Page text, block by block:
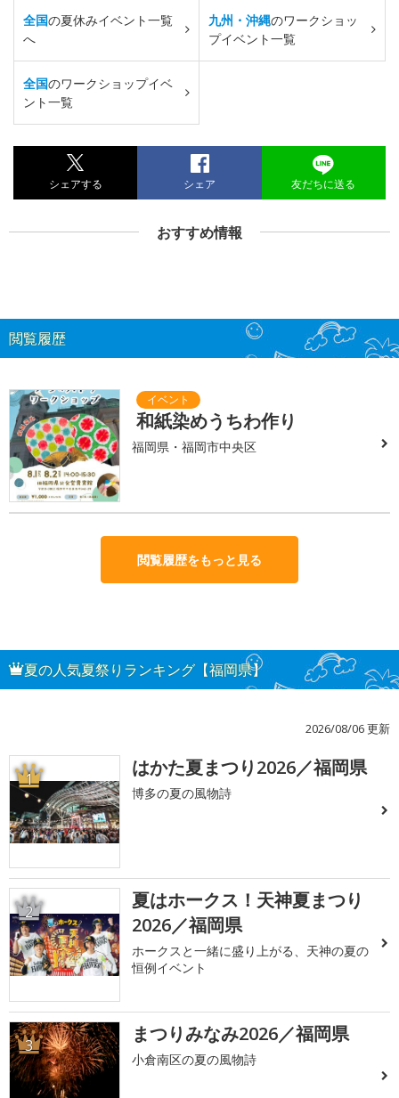
全国の夏休みイベント一覧
へ
九州・沖縄のワークショッ
プイベント一覧
全国のワークショップイベ
ント一覧
シェアする シェア 友だちに送る
おすすめ情報
閲覧履歴
和紙染めうちわ作り
福岡県・福岡市中央区
閲覧履歴をもっと見る
夏の人気夏祭りランキング【福岡県】
2026/08/06 更新
1 はかた夏まつり2026／福岡県
博多の夏の風物詩
2
夏はホークス！天神夏まつり
2026／福岡県
ホークスと一緒に盛り上がる、天神の夏の
恒例イベント
3 まつりみなみ2026／福岡県
小倉南区の夏の風物詩